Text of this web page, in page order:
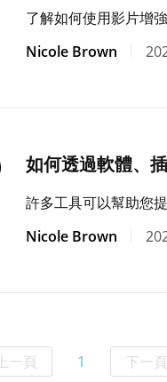
了解如何使用影片增
Nicole Brown
如何透過軟體、
許多工具可以幫助您
Nicole Brown
上一頁 1 下一頁